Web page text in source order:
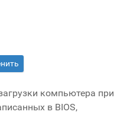
компьютера при
в BIOS,